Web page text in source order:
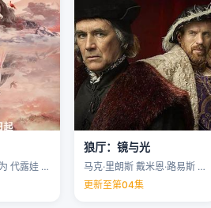
代露娃 …
狼厅：镜与光
马克·里朗斯 戴米恩·路易斯 凯特·菲利普斯 托马斯·布罗迪-桑斯特 …
更新至第04集